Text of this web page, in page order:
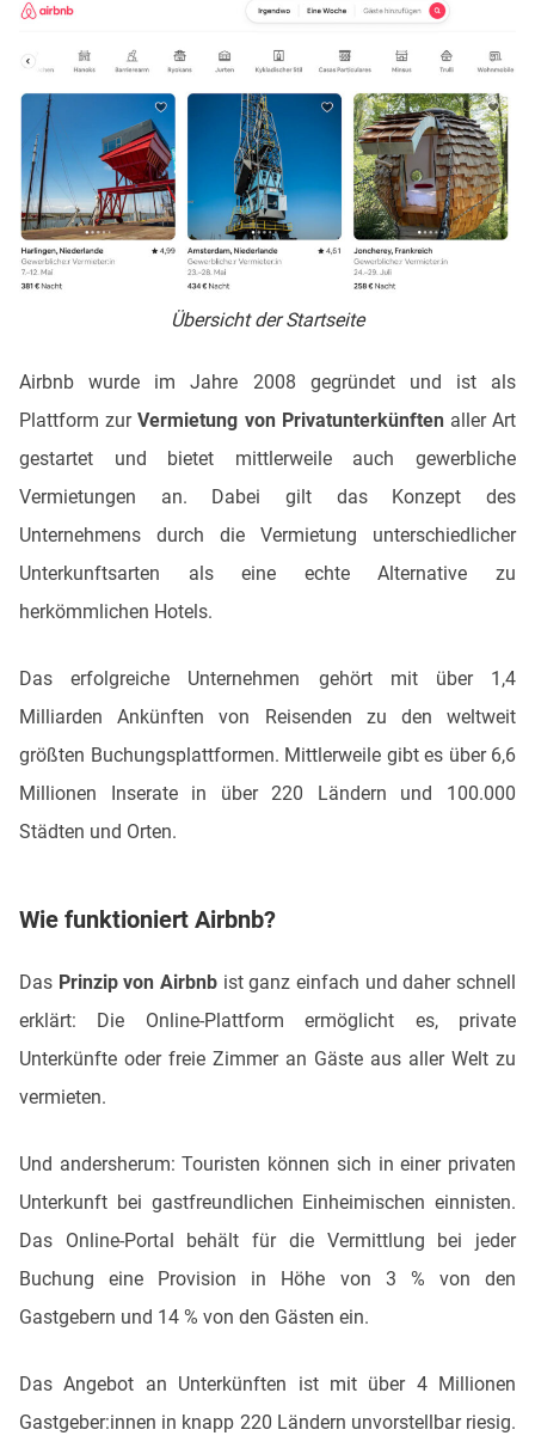
Übersicht der Startseite
Airbnb wurde im Jahre 2008 gegründet und ist als
Plattform zurVermietung von Privatunterkünftenaller Art
gestartet und bietet mittlerweile auch gewerbliche
Vermietungen an. Dabei gilt das Konzept des
Unternehmens durch die Vermietung unterschiedlicher
Unterkunftsarten als eine echte Alternative zu
herkömmlichen Hotels.
Das erfolgreiche Unternehmen gehört mit über 1,4
Milliarden Ankünften von Reisenden zu den weltweit
größten Buchungsplattformen. Mittlerweile gibt es über 6,6
Millionen Inserate in über 220 Ländern und 100.000
Städten und Orten.
Wie funktioniert Airbnb?
Das Prinzip von Airbnb ist ganz einfach und daher schnell
erklärt: Die Online-Plattform ermöglicht es, private
Unterkünfte oder freie Zimmer an Gäste aus aller Welt zu
vermieten.
Und andersherum: Touristen können sich in einer privaten
Unterkunft bei gastfreundlichen Einheimischen einnisten.
Das Online-Portal behält für die Vermittlung bei jeder
Buchung eine Provision in Höhe von 3 % von den
Gastgebern und 14 % von den Gästen ein.
Das Angebot an Unterkünften ist mit über 4 Millionen
Gastgeber:innen in knapp 220 Ländern unvorstellbar riesig.